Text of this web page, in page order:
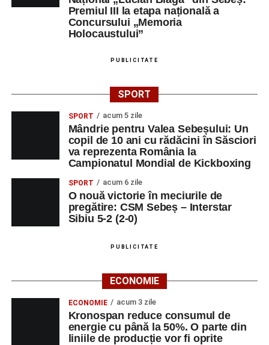
Premiul III la etapa națională a
Concursului „Memoria
Holocaustului”
PUBLICITATE
SPORT
SPORT acum 5 zile
Mândrie pentru Valea Sebeșului: Un
copil de 10 ani cu rădăcini în Săsciori
va reprezenta România la
Campionatul Mondial de Kickboxing
SPORT acum 6 zile
O nouă victorie în meciurile de
pregătire: CSM Sebeș – Interstar
Sibiu 5-2 (2-0)
PUBLICITATE
ECONOMIE
ECONOMIE acum 3 zile
Kronospan reduce consumul de
energie cu până la 50%. O parte din
liniile de producție vor fi oprite